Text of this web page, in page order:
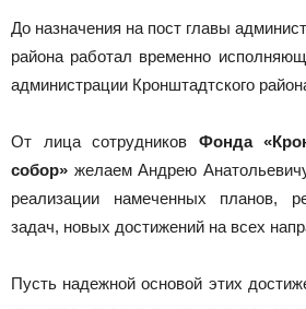
До назначения на пост главы
района работал временно
администрации Кронштадтского
От лица сотрудников Фонда
собор» желаем Андрею
реализации намеченных планов,
задач, новых достижений на всех
Пусть надежной основой этих